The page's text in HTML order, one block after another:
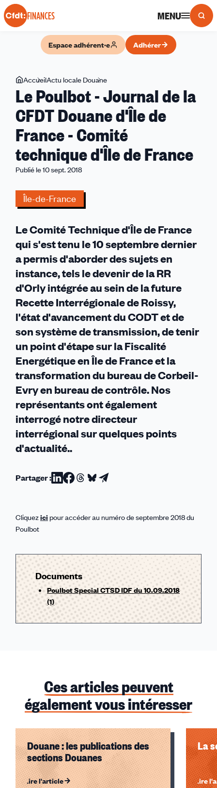
Panneau de gestion des cookies
FINANCES MENU
Espace adhérent·e Adhérer
Vous
êtes
ici
AccueilActu locale Douane
Poulbot
Journal
de
la
CFDT
Comité
technique
d'Île
de
France
Le Poulbot - Journal de la
CFDT Douane d'Île de
France - Comité
technique d'Île de France
Publié le 10 sept. 2018
Île-de-France
Le Comité Technique d'Île de France
qui s'est tenu le 10 septembre dernier
a permis d'aborder des sujets en
instance, tels le devenir de la RR
d'Orly intégrée au sein de la future
Recette Interrégionale de Roissy,
l'état d'avancement du CODT et de
son système de transmission, de tenir
un point d'étape sur la Fiscalité
Energétique en Île de France et la
transformation du bureau de Corbeil-
Evry en bureau de contrôle. Nos
représentants ont également
interrogé notre directeur
interrégional sur quelques points
d'actualité..
Partager :Partager
Linkedin
Partager
Facebook
Partager
Threads
Partager
Bluesky
Partager
email
Cliquezici pour accéder au numéro de septembre 2018 du
Poulbot
Documents
Poulbot Special CTSD IDF du 10.09.2018
(1)
Ces articles peuvent
également vous intéresser
Douane : les publications des
sections Douanes
Lire l'article
La
Lire